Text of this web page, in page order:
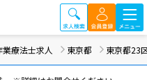
業療法士求人 東京都 東京都23